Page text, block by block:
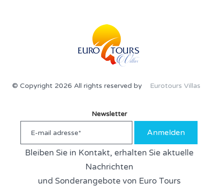
© Copyright 2026 All rights reserved by Eurotours Villas
Newsletter
Anmelden
Bleiben Sie in Kontakt, erhalten Sie aktuelle
Nachrichten
und Sonderangebote von Euro Tours